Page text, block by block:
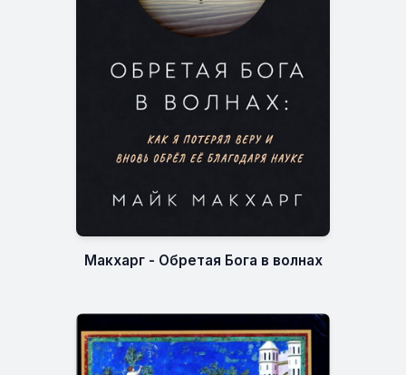
Макхарг - Обретая Бога в волнах